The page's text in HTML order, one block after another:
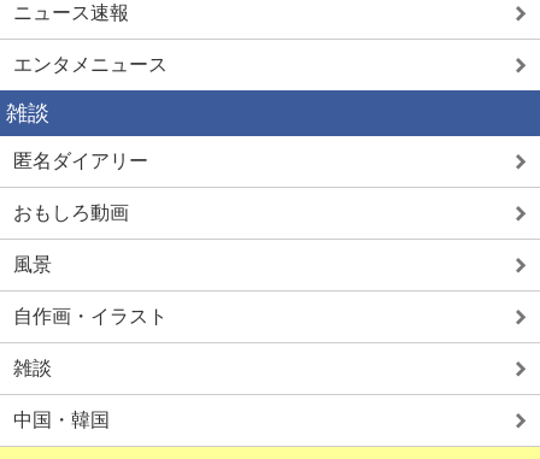
ニュース速報
エンタメニュース
雑談
匿名ダイアリー
おもしろ動画
風景
自作画・イラスト
雑談
中国・韓国